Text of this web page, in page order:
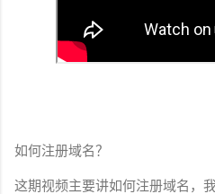
如何注册域名？
这期视频主要讲如何注册域名，